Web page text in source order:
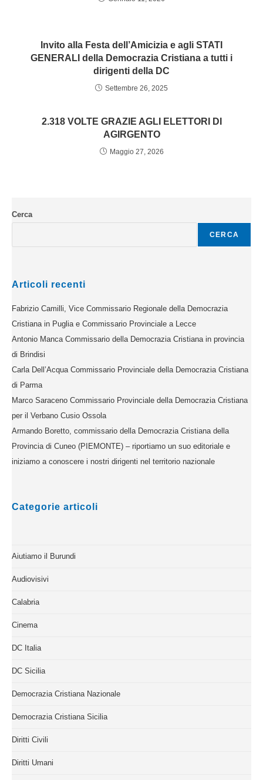
Invito alla Festa dell’Amicizia e agli STATI
GENERALI della Democrazia Cristiana a tutti i
dirigenti della DC
Settembre 26, 2025
2.318 VOLTE GRAZIE AGLI ELETTORI DI
AGIRGENTO
Maggio 27, 2026
Cerca
CERCA
Articoli recenti
Fabrizio Camilli, Vice Commissario Regionale della Democrazia
Cristiana in Puglia e Commissario Provinciale a Lecce
Antonio Manca Commissario della Democrazia Cristiana in provincia
di Brindisi
Carla Dell’Acqua Commissario Provinciale della Democrazia Cristiana
di Parma
Marco Saraceno Commissario Provinciale della Democrazia Cristiana
per il Verbano Cusio Ossola
Armando Boretto, commissario della Democrazia Cristiana della
Provincia di Cuneo (PIEMONTE) – riportiamo un suo editoriale e
iniziamo a conoscere i nostri dirigenti nel territorio nazionale
Categorie articoli
Aiutiamo il Burundi
Audiovisivi
Calabria
Cinema
DC Italia
DC Sicilia
Democrazia Cristiana Nazionale
Democrazia Cristiana Sicilia
Diritti Civili
Diritti Umani